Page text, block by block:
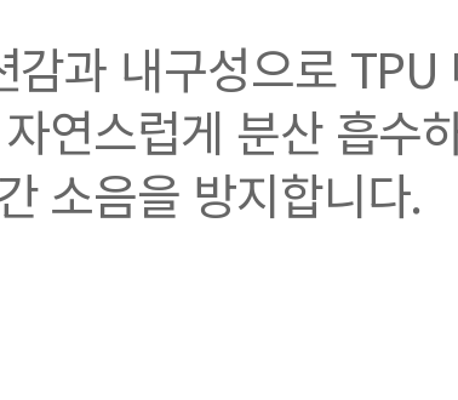
감과 내구성으로 TPU
연스럽게 분산 흡수
소음을 방지합니다.